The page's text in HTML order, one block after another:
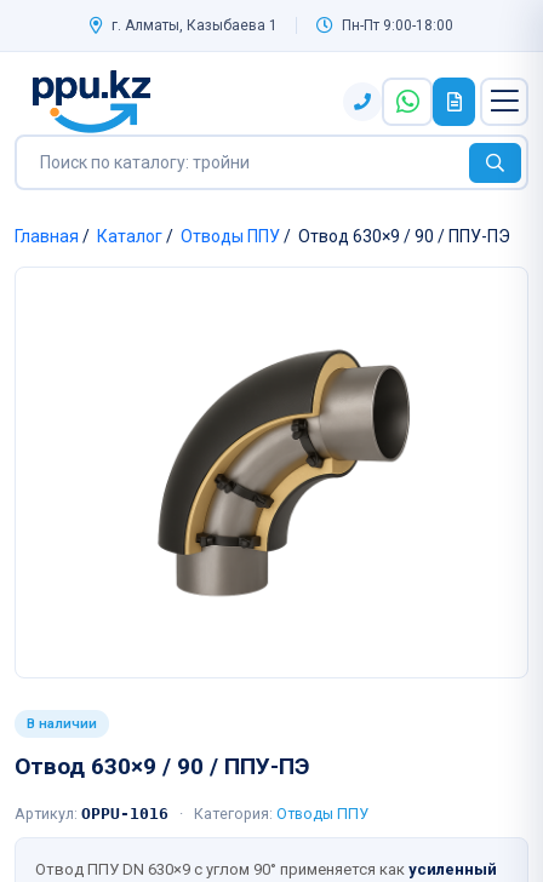
г. Алматы, Казыбаева 1 Пн-Пт 9:00-18:00
Главная / Каталог/ Отводы ППУ/ Отвод 630×9 / 90 / ППУ-ПЭ
В наличии
Отвод 630×9 / 90 / ППУ-ПЭ
Артикул: OPPU-1016 · Категория: Отводы ППУ
Отвод ППУ DN 630×9 с углом 90° применяется как усиленный